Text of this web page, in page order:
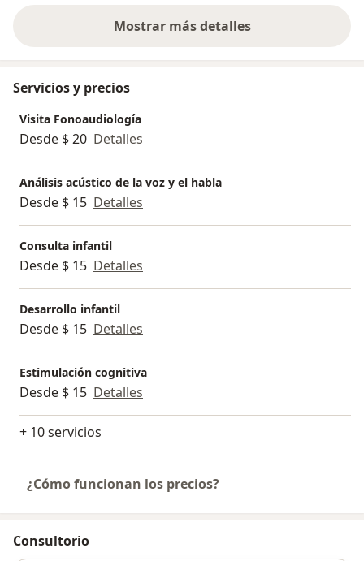
Mostrar más detalles
sobre la experiencia
Servicios y precios
Visita Fonoaudiología
Desde $ 20 Detalles
Análisis acústico de la voz y el habla
Desde $ 15 Detalles
Consulta infantil
Desde $ 15 Detalles
Desarrollo infantil
Desde $ 15 Detalles
Estimulación cognitiva
Desde $ 15 Detalles
+ 10 servicios
¿Cómo funcionan los precios?
Consultorio